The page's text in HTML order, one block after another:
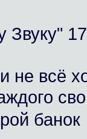
не всё
банок